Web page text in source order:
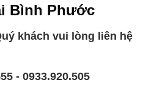
Bình Phước
khách vui lòng liên hệ
- 0933.920.505